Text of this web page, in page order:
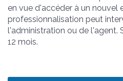
en vue d'accéder à un nouvel
professionnalisation peut
l'administration ou de l'agent.
12 mois.